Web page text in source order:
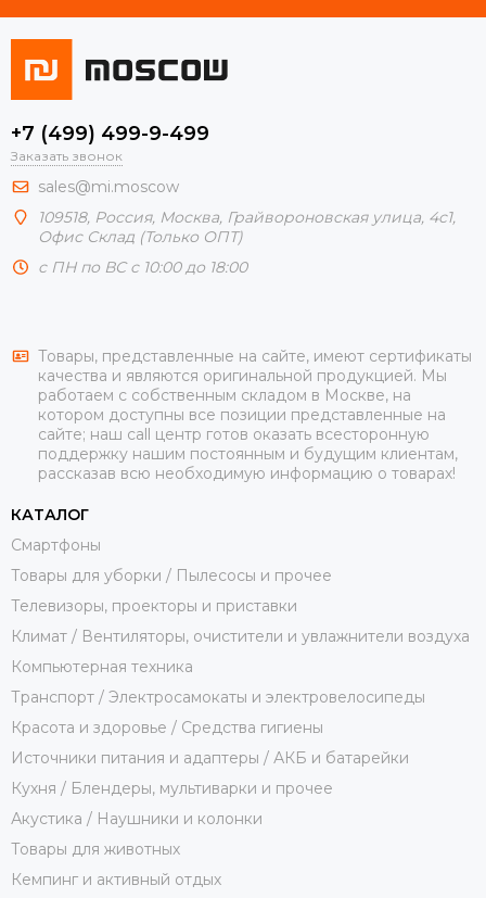
+7 (499) 499-9-499
Заказать звонок
sales@mi.moscow
109518, Россия, Москва, Грайвороновская улица, 4с1,
Офис Склад (Только ОПТ)
с ПН по ВС с 10:00 до 18:00
Товары, представленные на сайте, имеют сертификаты
качества и являются оригинальной продукцией. Мы
работаем с собственным складом в Москве, на
котором доступны все позиции представленные на
сайте; наш call центр готов оказать всесторонную
поддержку нашим постоянным и будущим клиентам,
рассказав всю необходимую информацию о товарах!
КАТАЛОГ
Смартфоны
Товары для уборки / Пылесосы и прочее
Телевизоры, проекторы и приставки
Климат / Вентиляторы, очистители и увлажнители воздуха
Компьютерная техника
Транспорт / Электросамокаты и электровелосипеды
Красота и здоровье / Средства гигиены
Источники питания и адаптеры / АКБ и батарейки
Кухня / Блендеры, мультиварки и прочее
Акустика / Наушники и колонки
Товары для животных
Кемпинг и активный отдых